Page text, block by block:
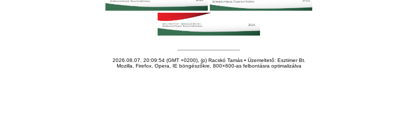
2026.08.07. 20:09:54 (GMT +0200), (p) Racskó Tamás • Üzemeltető: Esztimer Bt.
Mozilla, Firefox, Opera, IE böngészőkre, 800×600-as felbontásra optimalizálva